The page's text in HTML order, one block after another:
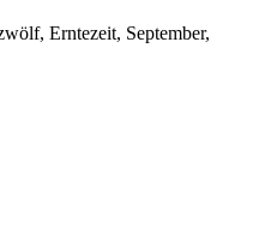
Erntezeit, September,